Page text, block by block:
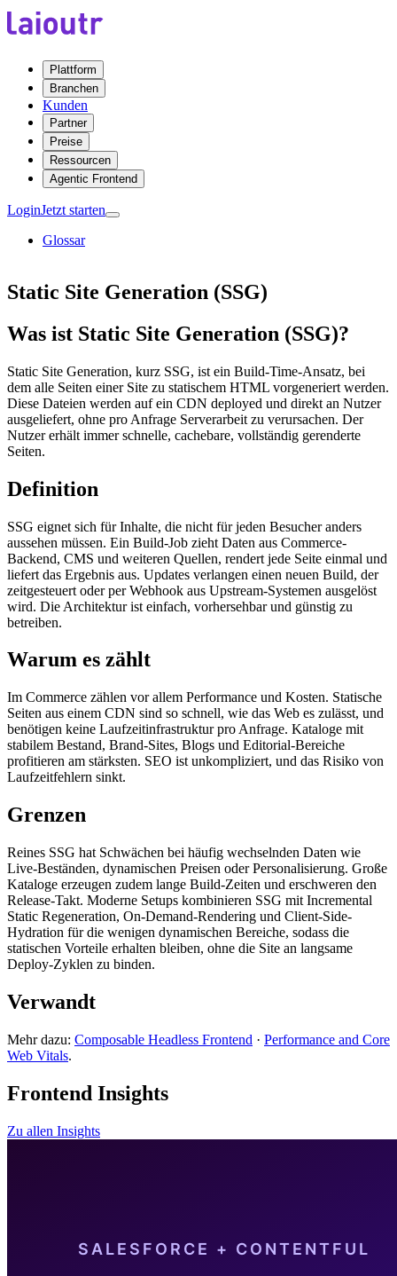
Plattform
Branchen
Kunden
Partner
Preise
Ressourcen
Agentic Frontend
LoginJetzt starten
Glossar
Static Site Generation (SSG)
Was ist Static Site Generation (SSG)?
Static Site Generation, kurz SSG, ist ein Build-Time-Ansatz, bei
dem alle Seiten einer Site zu statischem HTML vorgeneriert werden.
Diese Dateien werden auf ein CDN deployed und direkt an Nutzer
ausgeliefert, ohne pro Anfrage Serverarbeit zu verursachen. Der
Nutzer erhält immer schnelle, cachebare, vollständig gerenderte
Seiten.
Definition
SSG eignet sich für Inhalte, die nicht für jeden Besucher anders
aussehen müssen. Ein Build-Job zieht Daten aus Commerce-
Backend, CMS und weiteren Quellen, rendert jede Seite einmal und
liefert das Ergebnis aus. Updates verlangen einen neuen Build, der
zeitgesteuert oder per Webhook aus Upstream-Systemen ausgelöst
wird. Die Architektur ist einfach, vorhersehbar und günstig zu
betreiben.
Warum es zählt
Im Commerce zählen vor allem Performance und Kosten. Statische
Seiten aus einem CDN sind so schnell, wie das Web es zulässt, und
benötigen keine Laufzeitinfrastruktur pro Anfrage. Kataloge mit
stabilem Bestand, Brand-Sites, Blogs und Editorial-Bereiche
profitieren am stärksten. SEO ist unkompliziert, und das Risiko von
Laufzeitfehlern sinkt.
Grenzen
Reines SSG hat Schwächen bei häufig wechselnden Daten wie
Live-Beständen, dynamischen Preisen oder Personalisierung. Große
Kataloge erzeugen zudem lange Build-Zeiten und erschweren den
Release-Takt. Moderne Setups kombinieren SSG mit Incremental
Static Regeneration, On-Demand-Rendering und Client-Side-
Hydration für die wenigen dynamischen Bereiche, sodass die
statischen Vorteile erhalten bleiben, ohne die Site an langsame
Deploy-Zyklen zu binden.
Verwandt
Mehr dazu: Composable Headless Frontend · Performance and Core
Web Vitals.
Frontend Insights
Zu allen Insights